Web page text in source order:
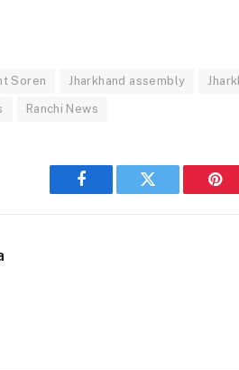
Soren Jharkhand assembly
Ranchi News
Facebook Twitter